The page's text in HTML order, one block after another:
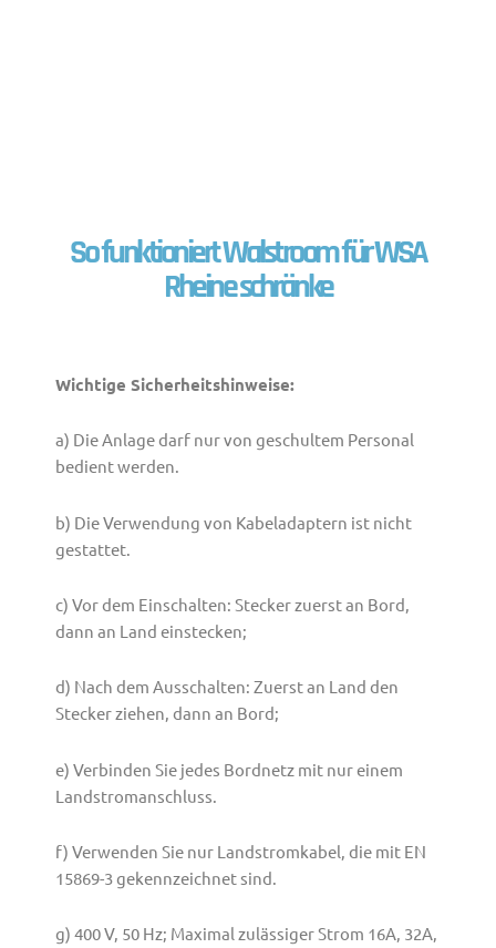
So funktioniert Walstroom für WSA
Rheine schränke
Wichtige Sicherheitshinweise:
a) Die Anlage darf nur von geschultem Personal
bedient werden.
b) Die Verwendung von Kabeladaptern ist nicht
gestattet.
c) Vor dem Einschalten: Stecker zuerst an Bord,
dann an Land einstecken;
d) Nach dem Ausschalten: Zuerst an Land den
Stecker ziehen, dann an Bord;
e) Verbinden Sie jedes Bordnetz mit nur einem
Landstromanschluss.
f) Verwenden Sie nur Landstromkabel, die mit EN
15869-3 gekennzeichnet sind.
g) 400 V, 50 Hz; Maximal zulässiger Strom 16A, 32A,